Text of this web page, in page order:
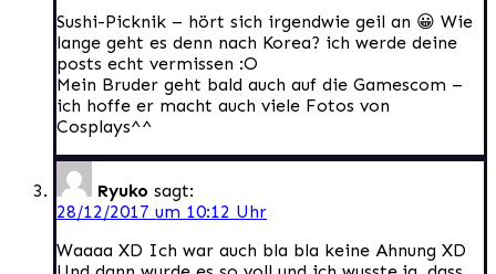
Sushi-Picknik – hört sich irgendwie geil an 😀 Wie
lange geht es denn nach Korea? ich werde deine
posts echt vermissen :O
Mein Bruder geht bald auch auf die Gamescom –
ich hoffe er macht auch viele Fotos von
Cosplays^^
Ryuko sagt:
28/12/2017 um 10:12 Uhr
Waaaa XD Ich war auch bla bla keine Ahnung XD